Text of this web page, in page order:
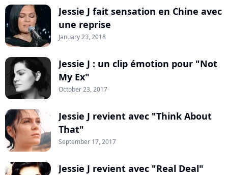
Jessie J fait sensation en Chine avec
une reprise
January 23, 2018
Jessie J : un clip émotion pour "Not
My Ex"
October 23, 2017
Jessie J revient avec "Think About
That"
September 17, 2017
Jessie J revient avec "Real Deal"